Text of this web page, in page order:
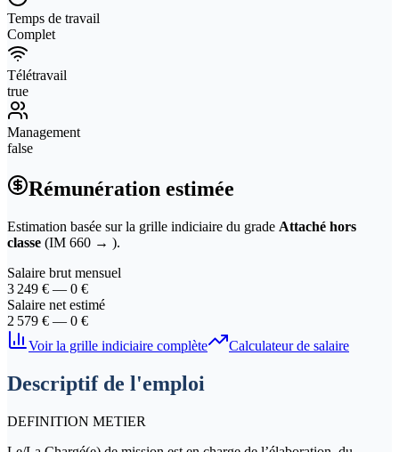
Temps de travail
Complet
Télétravail
true
Management
false
Rémunération estimée
Estimation basée sur la grille indiciaire du grade Attaché hors
classe (IM 660 → ).
Salaire brut mensuel
3 249 € — 0 €
Salaire net estimé
2 579 € — 0 €
Voir la grille indiciaire complète
Calculateur de salaire
Descriptif de l'emploi
DEFINITION METIER